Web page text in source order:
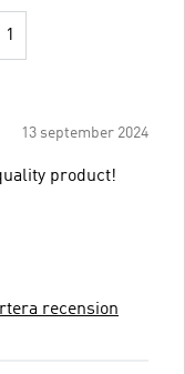
1
13 september 2024
product!
recension